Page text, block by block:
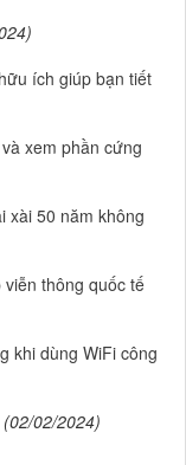
ích giúp bạn tiết
xem phần cứng
xài 50 năm không
thông quốc tế
khi dùng WiFi công
(02/02/2024)